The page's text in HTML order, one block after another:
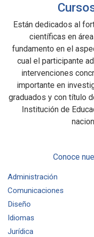
Están dedicados al
científicas en
fundamento en el
cual el participante
intervenciones
importante en
graduados y con título
Institución de
Conoce
Administración
Comunicaciones
Diseño
Idiomas
Jurídica